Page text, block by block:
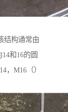
结构通常由
和16的圆
，M16（）